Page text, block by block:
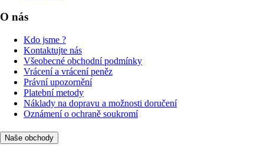
O nás
Kdo jsme ?
Kontaktujte nás
Všeobecné obchodní podmínky
Vrácení a vrácení peněz
Právní upozornění
Platební metody
Náklady na dopravu a možnosti doručení
Oznámení o ochraně soukromí
Naše obchody